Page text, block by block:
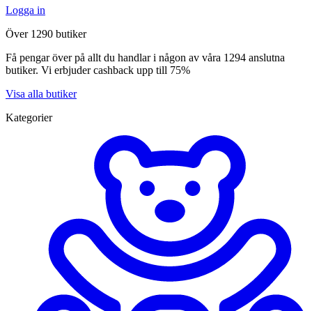
Logga in
Över 1290 butiker
Få pengar över på allt du handlar i någon av våra 1294 anslutna
butiker. Vi erbjuder cashback upp till 75%
Visa alla butiker
Kategorier